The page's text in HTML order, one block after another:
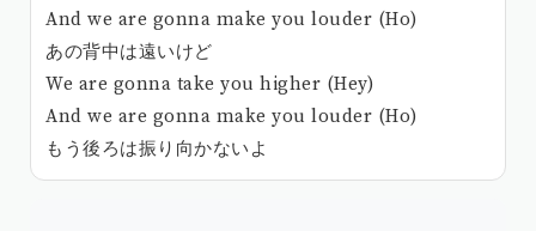
And we are gonna make you louder (Ho)
あの背中は遠いけど
We are gonna take you higher (Hey)
And we are gonna make you louder (Ho)
もう後ろは振り向かないよ